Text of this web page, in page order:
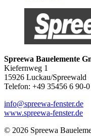
Spreewa Bauelemente
Kiefernweg 1
15926 Luckau/Spreewald
Telefon: +49 35456 6 90-0
info@spreewa-fenster.de
www.spreewa-fenster.de
© 2026 Spreewa